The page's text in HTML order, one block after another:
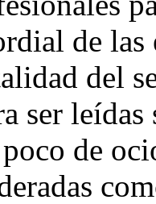
de las
del
ser
de